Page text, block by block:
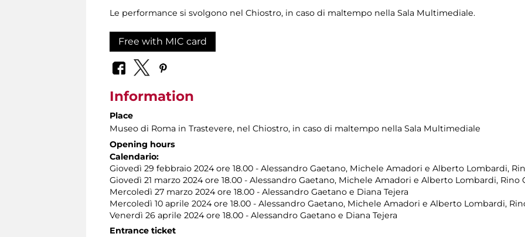
Le performance si svolgono nel Chiostro, in caso di maltempo nella Sala Multimediale.
Free with MIC card
Information
Place
Museo di Roma in Trastevere, nel Chiostro, in caso di maltempo nella Sala Multimediale
Opening hours
Calendario:
Giovedì 29 febbraio 2024 ore 18.00 - Alessandro Gaetano, Michele Amadori e Alberto Lombardi,
Giovedì 21 marzo 2024 ore 18.00 - Alessandro Gaetano, Michele Amadori e Alberto Lombardi,
Mercoledì 27 marzo 2024 ore 18.00 - Alessandro Gaetano e Diana Tejera
Mercoledì 10 aprile 2024 ore 18.00 - Alessandro Gaetano, Michele Amadori e Alberto Lombardi,
Venerdì 26 aprile 2024 ore 18.00 - Alessandro Gaetano e Diana Tejera
Entrance ticket